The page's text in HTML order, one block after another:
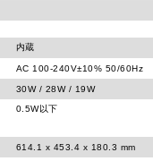
内蔵
AC 100-240V±10% 50/60Hz
30W / 28W / 19W
0.5W以下
614.1 x 453.4 x 180.3 mm